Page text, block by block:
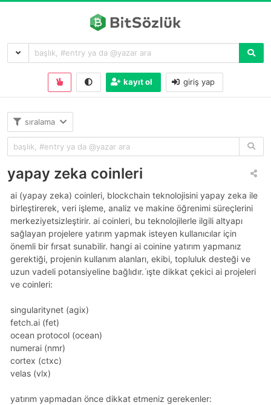
kayıt ol giriş yap
sıralama
yapay zeka coinleri
ai (yapay zeka) coinleri, blockchain teknolojisini yapay zeka ile
birleştirerek, veri işleme, analiz ve makine öğrenimi süreçlerini
merkeziyetsizleştirir. ai coinleri, bu teknolojilerle ilgili altyapı
sağlayan projelere yatırım yapmak isteyen kullanıcılar için
önemli bir fırsat sunabilir. hangi ai coinine yatırım yapmanız
gerektiği, projenin kullanım alanları, ekibi, topluluk desteği ve
uzun vadeli potansiyeline bağlıdır. i̇şte dikkat çekici ai projeleri
ve coinleri:
singularitynet (agix)
fetch.ai (fet)
ocean protocol (ocean)
numerai (nmr)
cortex (ctxc)
velas (vlx)
yatırım yapmadan önce dikkat etmeniz gerekenler: